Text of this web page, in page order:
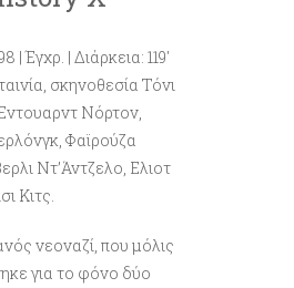
| Έγχρ. | Διάρκεια: 119′
σκηνοθεσία Τόνι
Νόρτον,
Φαϊρούζα
Ντ’Άντζελο, Ελιοτ
Κιτς.
νεοναζί, που μόλις
για το φόνο δύο